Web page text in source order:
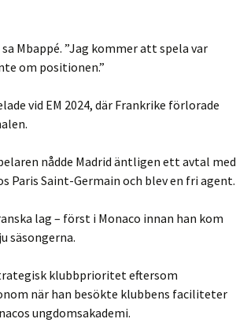
Mbappé. ”Jag kommer att spela var
om positionen.”
vid EM 2024, där Frankrike förlorade
nådde Madrid äntligen ett avtal med
Paris Saint-Germain och blev en fri agent.
lag – först i Monaco innan han kom
säsongerna.
klubbprioritet eftersom
när han besökte klubbens faciliteter
ungdomsakademi.